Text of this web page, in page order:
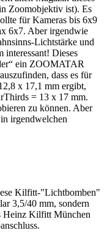
Zoomobjektiv ist). Es
für Kameras bis 6x9
6x7. Aber irgendwie
Lichtstärke und
interessant! Dieses
ein ZOOMATAR
dass es für
x 17,1 mm ergibt,
= 13 x 17 mm.
zu können. Aber
irgendwelchen
Kilfitt-"Lichtbomben"
3,5/40 mm, sondern
Heinz Kilfitt München